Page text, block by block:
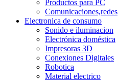
Productos para PC
Comunicaciones,redes
Electronica de consumo
Sonido e iluminacion
Electrónica doméstica
Impresoras 3D
Conexiones Digitales
Robotica
Material electrico